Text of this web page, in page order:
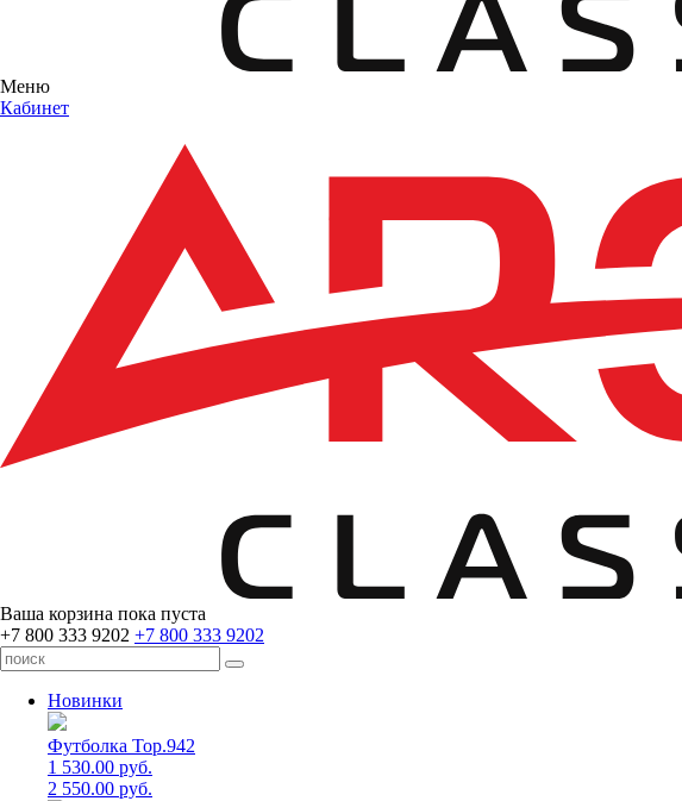
Меню
Кабинет
Ваша корзина пока пуста
+7 800 333 9202 +7 800 333 9202
Новинки
Футболка Top.942
1 530.00 руб.
2 550.00 руб.